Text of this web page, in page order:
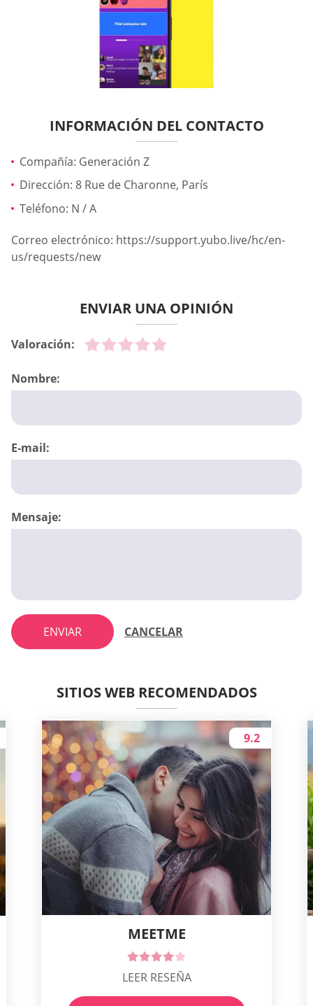
INFORMACIÓN DEL CONTACTO
Compañía: Generación Z
Dirección: 8 Rue de Charonne, París
Teléfono: N / A
Correo electrónico: https://support.yubo.live/hc/en-
us/requests/new
ENVIAR UNA OPINIÓN
Valoración:
Nombre:
E-mail:
Mensaje:
ENVIAR CANCELAR
SITIOS WEB RECOMENDADOS
MEETME
9.2
LEER RESEÑA